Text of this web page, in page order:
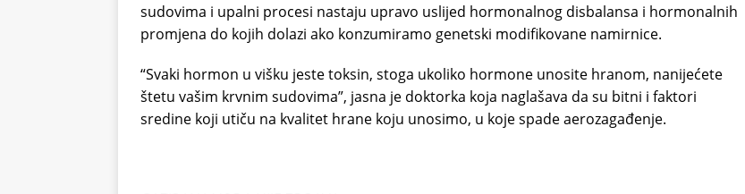
sudovima i upalni procesi nastaju upravo uslijed hormonalnog disbalansa i hormonalnih
promjena do kojih dolazi ako konzumiramo genetski modifikovane namirnice.
“Svaki hormon u višku jeste toksin, stoga ukoliko hormone unosite hranom, nanijećete
štetu vašim krvnim sudovima”, jasna je doktorka koja naglašava da su bitni i faktori
sredine koji utiču na kvalitet hrane koju unosimo, u koje spade aerozagađenje.